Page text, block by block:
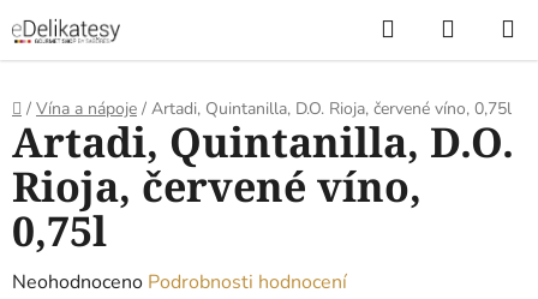
na
obsah
Hledat
KOŠÍK
Domů
/ Vína a nápoje / Artadi, Quintanilla, D.O. Rioja, červené víno, 0,75l
Artadi, Quintanilla, D.O.
Rioja, červené víno,
0,75l
Průměrné
Neohodnoceno Podrobnosti hodnocení